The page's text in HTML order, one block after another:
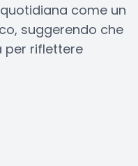
come un
suggerendo che
per riflettere